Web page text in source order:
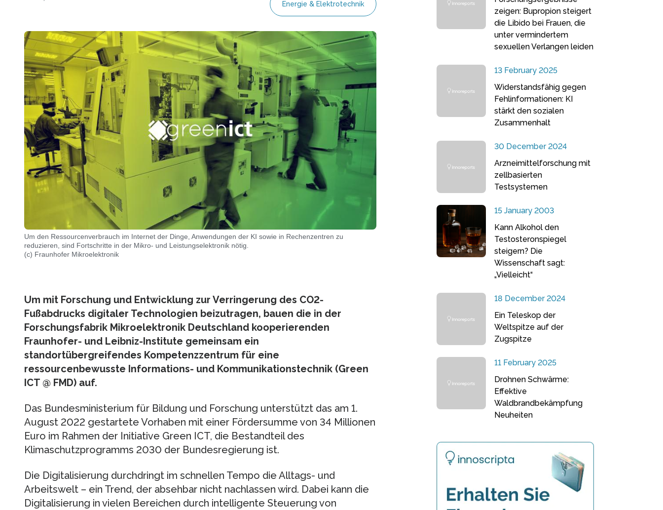
Energie & Elektrotechnik
Um den Ressourcenverbrauch im Internet der Dinge, Anwendungen der KI sowie in Rechenzentren zu
reduzieren, sind Fortschritte in der Mikro- und Leistungselektronik nötig.
(c) Fraunhofer Mikroelektronik
Um mit Forschung und Entwicklung zur Verringerung des CO2-
Fußabdrucks digitaler Technologien beizutragen, bauen die in der
Forschungsfabrik Mikroelektronik Deutschland kooperierenden
Fraunhofer- und Leibniz-Institute gemeinsam ein
standortübergreifendes Kompetenzzentrum für eine
ressourcenbewusste Informations- und Kommunikationstechnik (Green
ICT @ FMD) auf.
Das Bundesministerium für Bildung und Forschung unterstützt das am 1.
August 2022 gestartete Vorhaben mit einer Fördersumme von 34 Millionen
Euro im Rahmen der Initiative Green ICT, die Bestandteil des
Klimaschutzprogramms 2030 der Bundesregierung ist.
Die Digitalisierung durchdringt im schnellen Tempo die Alltags- und
Arbeitswelt – ein Trend, der absehbar nicht nachlassen wird. Dabei kann die
Digitalisierung in vielen Bereichen durch intelligente Steuerung von
zeigen: Bupropion steigert
die Libido bei Frauen, die
unter vermindertem
sexuellen Verlangen leiden
13 February 2025
Widerstandsfähig gegen
Fehlinformationen: KI
stärkt den sozialen
Zusammenhalt
30 December 2024
Arzneimittelforschung mit
zellbasierten
Testsystemen
15 January 2003
Kann Alkohol den
Testosteronspiegel
steigern? Die
Wissenschaft sagt:
„Vielleicht“
18 December 2024
Ein Teleskop der
Weltspitze auf der
Zugspitze
11 February 2025
Drohnen Schwärme:
Effektive
Waldbrandbekämpfung
Neuheiten